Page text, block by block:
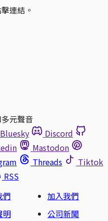
連結。
元聲音
Bluesky
Discord
Mastodon
Threads
Tiktok
RSS
們
加入我們
明
公司新聞